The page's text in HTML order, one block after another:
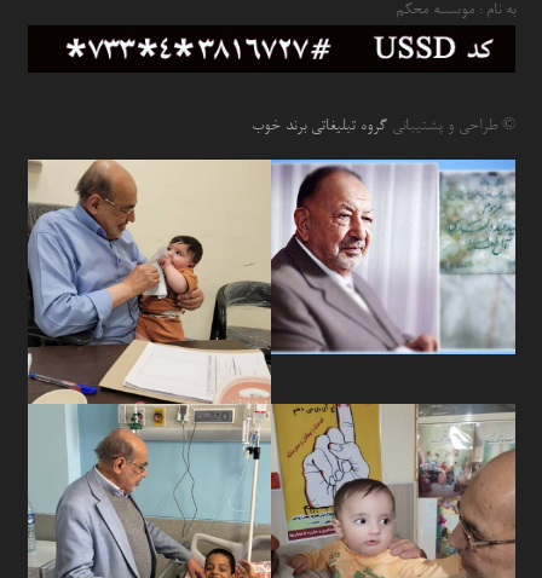
به نام : موسسه محکم
© طراحی و پشتیبانیگروه تبلیغاتی برند خوب